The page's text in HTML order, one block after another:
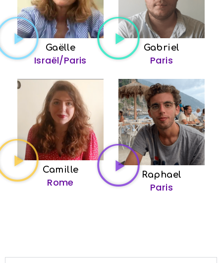
Gaëlle
Israël/Paris
Gabriel
Paris
Camille
Rome
Raphael
Paris